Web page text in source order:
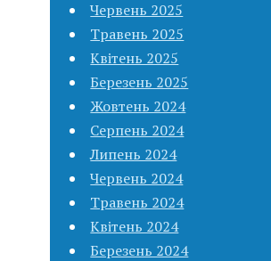
Червень 2025
Травень 2025
Квітень 2025
Березень 2025
Жовтень 2024
Серпень 2024
Липень 2024
Червень 2024
Травень 2024
Квітень 2024
Березень 2024